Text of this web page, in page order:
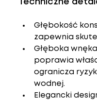
Techniczne
Głębokość
zapewnia
Głęboka
poprawia
ogranicza
wodnej.
Elegancki